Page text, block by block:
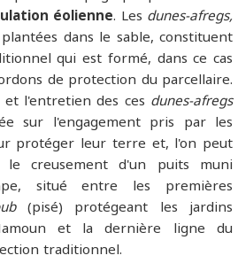
éolienne. Les dunes-afregs,
dans le sable, constituent
qui est formé, dans ce cas
de protection du parcellaire.
l'entretien des ces dunes-afregs
sur l'engagement pris par les
protéger leur terre et, l'on peut
le creusement d'un puits muni
situé entre les premières
(pisé) protégeant les jardins
et la dernière ligne du
traditionnel.